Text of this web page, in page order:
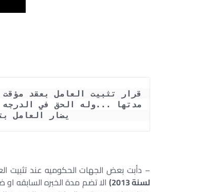
يضار العامل
– دأبت بعض الجهات الحكوميه عند تثبيت
لسنة 2013)
الا تضم مدة الخبره السابقه